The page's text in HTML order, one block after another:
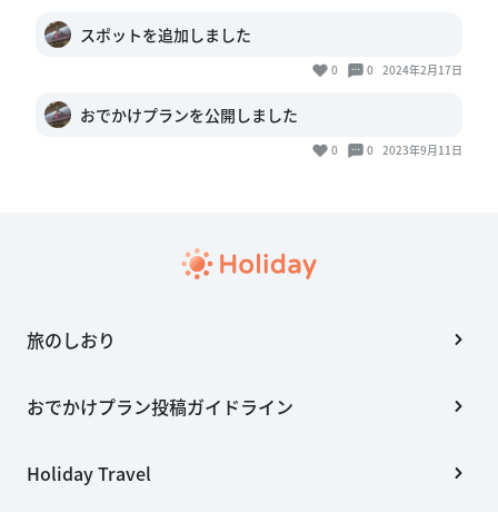
スポットを追加しました
0 0 2024年2月17日
おでかけプランを公開しました
0 0 2023年9月11日
旅のしおり
おでかけプラン投稿ガイドライン
Holiday Travel